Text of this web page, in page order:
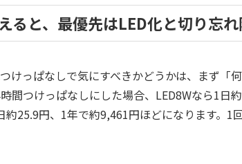
ると、最優先はLED化と切り忘
けっぱなしで気にすべきかどうかは、まず「
間つけっぱなしにした場合、LED8Wなら1日
約25.9円、1年で約9,461円ほどになります。1